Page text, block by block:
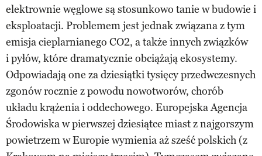
elektrownie węglowe są stosunkowo tanie w budowie i
eksploatacji. Problemem jest jednak związana z tym
emisja cieplarnianego CO2, a także innych związków
i pyłów, które dramatycznie obciążają ekosystemy.
Odpowiadają one za dziesiątki tysięcy przedwczesnych
zgonów rocznie z powodu nowotworów, chorób
układu krążenia i oddechowego. Europejska Agencja
Środowiska w pierwszej dziesiątce miast z najgorszym
powietrzem w Europie wymienia aż sześć polskich (z